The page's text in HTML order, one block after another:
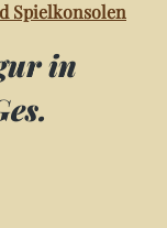
Spielkonsolen
in